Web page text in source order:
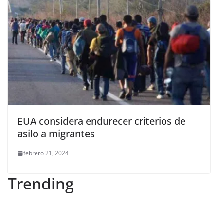
EUA considera endurecer criterios de
asilo a migrantes
febrero 21, 2024
Trending